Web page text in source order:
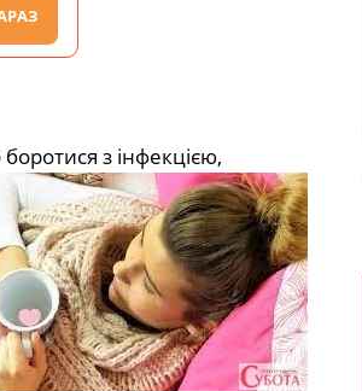
з інфекцією,